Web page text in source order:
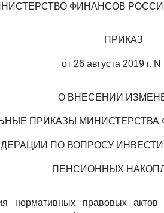
ФИНАНСОВ
ПРИКАЗ
от 26 августа 2019 г.
О ВНЕСЕНИИ
ПРИКАЗЫ
ПО ВОПРОСУ
ПЕНСИОННЫХ
нормативных правовых актов